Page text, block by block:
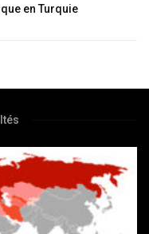
en Turquie